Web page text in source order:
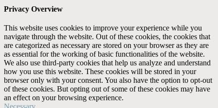
Privacy Overview
This website uses cookies to improve your experience while you
navigate through the website. Out of these cookies, the cookies that
are categorized as necessary are stored on your browser as they are
as essential for the working of basic functionalities of the website.
We also use third-party cookies that help us analyze and understand
how you use this website. These cookies will be stored in your
browser only with your consent. You also have the option to opt-out
of these cookies. But opting out of some of these cookies may have
an effect on your browsing experience.
Necessary